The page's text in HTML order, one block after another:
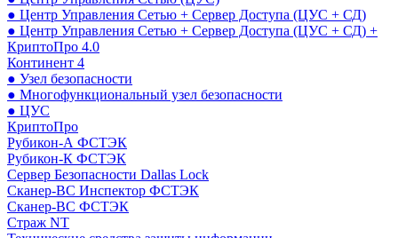
● Центр Управления Сетью + Сервер Доступа (ЦУС + СД)
● Центр Управления Сетью + Сервер Доступа (ЦУС + СД) +
КриптоПро 4.0
Континент 4
● Узел безопасности
● Многофункциональный узел безопасности
● ЦУС
КриптоПро
Рубикон-А ФСТЭК
Рубикон-К ФСТЭК
Сервер Безопасности Dallas Lock
Сканер-ВС Инспектор ФСТЭК
Сканер-ВС ФСТЭК
Страж NT